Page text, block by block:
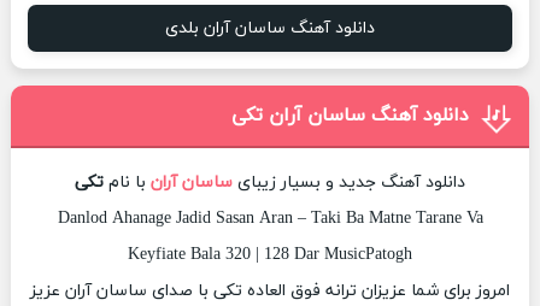
دانلود آهنگ ساسان آران بلدی
دانلود آهنگ ساسان آران تکی
دانلود آهنگ جدید و بسیار زیبای ساسان آران با نام تکی
Danlod Ahanage Jadid Sasan Aran – Taki Ba Matne Tarane Va
Keyfiate Bala 320 | 128 Dar MusicPatogh
امروز برای شما عزیزان ترانه فوق العاده تکی با صدای ساسان آران عزیز